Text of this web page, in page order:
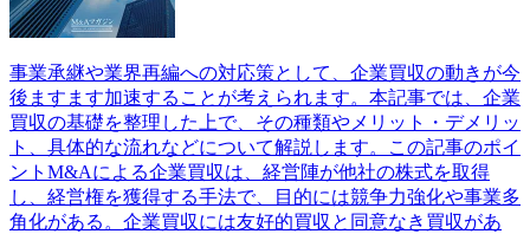
事業承継や業界再編への対応策として、企業買収の動きが今
後ますます加速することが考えられます。本記事では、企業
買収の基礎を整理した上で、その種類やメリット・デメリッ
ト、具体的な流れなどについて解説します。この記事のポイ
ントM&Aによる企業買収は、経営陣が他社の株式を取得
し、経営権を獲得する手法で、目的には競争力強化や事業多
角化がある。企業買収には友好的買収と同意なき買収があ